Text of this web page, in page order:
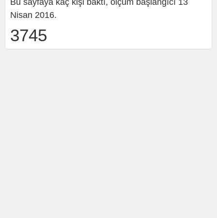
Bu sayfaya kaç kişi baktı, ölçüm başlangıcı 13
Nisan 2016.
3745